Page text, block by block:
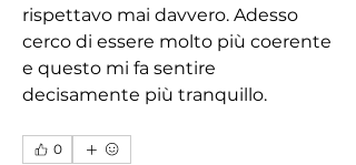
rispettavo mai davvero. Adesso
cerco di essere molto più coerente
e questo mi fa sentire
decisamente più tranquillo.
0